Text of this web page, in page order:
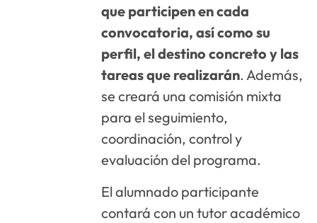
que participen en cada
convocatoria, así como su
perfil, el destino concreto y las
tareas que realizarán. Además,
se creará una comisión mixta
para el seguimiento,
coordinación, control y
evaluación del programa.
El alumnado participante
contará con un tutor académico